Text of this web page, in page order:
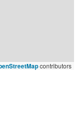
contributors